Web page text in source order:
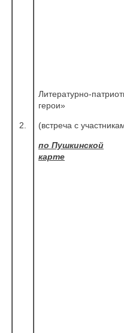
2.
Литературно-
герои»
(встреча с
по Пушкинской
карте